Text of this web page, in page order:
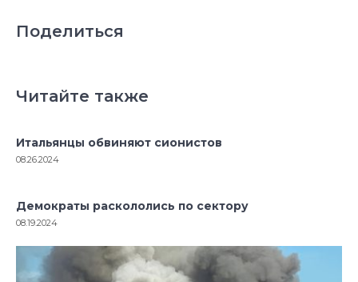
Поделиться
Читайте также
Итальянцы обвиняют сионистов
08.26.2024
Демократы раскололись по сектору
08.19.2024